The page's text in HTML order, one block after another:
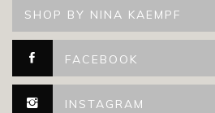
SHOP BY NINA KAEMPF
FACEBOOK
INSTAGRAM